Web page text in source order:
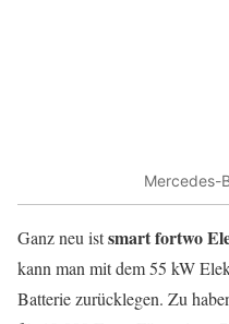
Mercedes-
Ganz neu istsmart fortwo
kann man mit dem 55 kW
Batterie zurücklegen. Zu